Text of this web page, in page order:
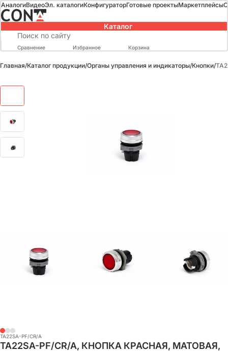
АналогиВидеоЭл. каталогиКонфигураторГотовые проектыМаркетплейсы
Каталог
Сравнение Избранное Корзина
Главная/Каталог продукции/Органы управления и индикаторы/Кнопки/
TA22SA-PF/CR/A
TA22SA-PF/CR/A, КНОПКА КРАСНАЯ, МАТОВАЯ,